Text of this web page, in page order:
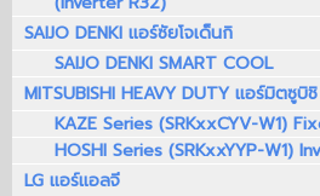
SAIJO DENKI แอร์ซัยโจเด็นกิ
SAIJO DENKI SMART COOL
MITSUBISHI HEAVY DUTY แอร์มิตซู
KAZE Series (SRKxxCYV-W1)
HOSHI Series (SRKxxYYP-W1)
LG แอร์แอลจี